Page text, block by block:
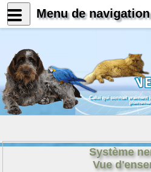
Celui qui connait vraiment
Système
Vue
Menu de navigation